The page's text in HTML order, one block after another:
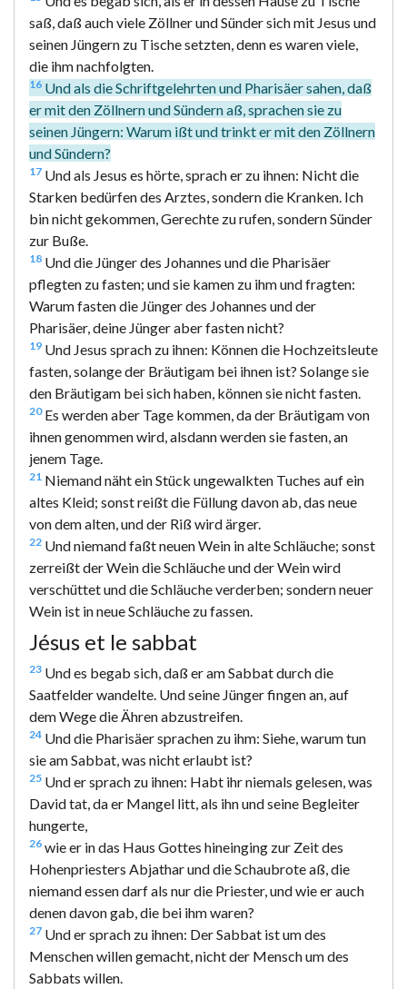
saß, daß auch viele Zöllner und Sünder sich mit Jesus und
seinen Jüngern zu Tische setzten, denn es waren viele,
die ihm nachfolgten.
16 Und als die Schriftgelehrten und Pharisäer sahen, daß
er mit den Zöllnern und Sündern aß, sprachen sie zu
seinen Jüngern: Warum ißt und trinkt er mit den Zöllnern
und Sündern?
17 Und als Jesus es hörte, sprach er zu ihnen: Nicht die
Starken bedürfen des Arztes, sondern die Kranken. Ich
bin nicht gekommen, Gerechte zu rufen, sondern Sünder
zur Buße.
18 Und die Jünger des Johannes und die Pharisäer
pflegten zu fasten; und sie kamen zu ihm und fragten:
Warum fasten die Jünger des Johannes und der
Pharisäer, deine Jünger aber fasten nicht?
19 Und Jesus sprach zu ihnen: Können die Hochzeitsleute
fasten, solange der Bräutigam bei ihnen ist? Solange sie
den Bräutigam bei sich haben, können sie nicht fasten.
20Es werden aber Tage kommen, da der Bräutigam von
ihnen genommen wird, alsdann werden sie fasten, an
jenem Tage.
21 Niemand näht ein Stück ungewalkten Tuches auf ein
altes Kleid; sonst reißt die Füllung davon ab, das neue
von dem alten, und der Riß wird ärger.
22 Und niemand faßt neuen Wein in alte Schläuche; sonst
zerreißt der Wein die Schläuche und der Wein wird
verschüttet und die Schläuche verderben; sondern neuer
Wein ist in neue Schläuche zu fassen.
Jésus et le sabbat
23 Und es begab sich, daß er am Sabbat durch die
Saatfelder wandelte. Und seine Jünger fingen an, auf
dem Wege die Ähren abzustreifen.
24 Und die Pharisäer sprachen zu ihm: Siehe, warum tun
sie am Sabbat, was nicht erlaubt ist?
25 Und er sprach zu ihnen: Habt ihr niemals gelesen, was
David tat, da er Mangel litt, als ihn und seine Begleiter
hungerte,
26 wie er in das Haus Gottes hineinging zur Zeit des
Hohenpriesters Abjathar und die Schaubrote aß, die
niemand essen darf als nur die Priester, und wie er auch
denen davon gab, die bei ihm waren?
27 Und er sprach zu ihnen: Der Sabbat ist um des
Menschen willen gemacht, nicht der Mensch um des
Sabbats willen.